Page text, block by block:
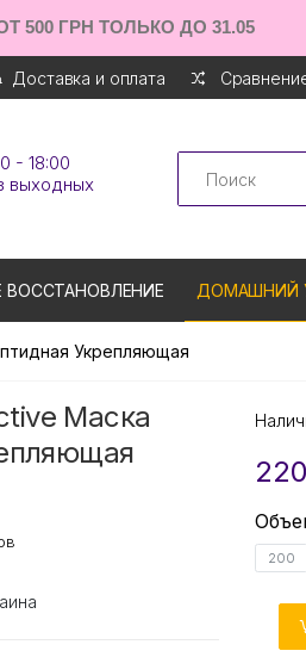
500 ГРН ТОЛЬКО ДО 31.05
Доставка и оплата
- 18:00
выходных
Search
ДОМАШНИЙ
Укрепляющая
Маска
200